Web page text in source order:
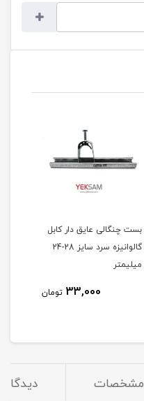
بست چنگالی عایق دار کابل
گالوانیزه سرد سایز 28-24
میلیمتر
33,000 تومان
مشخصات